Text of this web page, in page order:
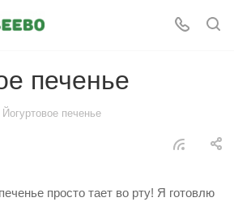
печенье
Йогуртовое печенье
просто тает во рту! Я готовлю